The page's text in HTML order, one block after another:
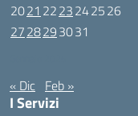
2021 2223242526
2728293031
« Dic Feb »
I Servizi